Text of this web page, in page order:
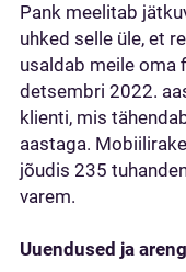
Pank meelitab
uhked selle üle, et
usaldab meile oma
detsembri 2022.
klienti, mis
aastaga.
jõudis 235
varem.
Uuendused ja areng